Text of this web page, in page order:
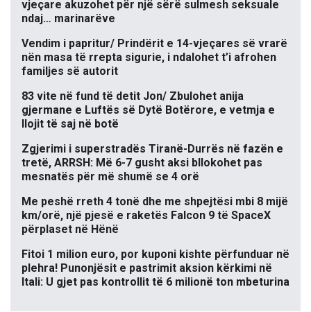
vjeçare akuzohet për një sërë sulmesh seksuale
ndaj… marinarëve
Vendim i papritur/ Prindërit e 14-vjeçares së vrarë
nën masa të rrepta sigurie, i ndalohet t’i afrohen
familjes së autorit
83 vite në fund të detit Jon/ Zbulohet anija
gjermane e Luftës së Dytë Botërore, e vetmja e
llojit të saj në botë
Zgjerimi i superstradës Tiranë-Durrës në fazën e
tretë, ARRSH: Më 6-7 gusht aksi bllokohet pas
mesnatës për më shumë se 4 orë
Me peshë rreth 4 tonë dhe me shpejtësi mbi 8 mijë
km/orë, një pjesë e raketës Falcon 9 të SpaceX
përplaset në Hënë
Fitoi 1 milion euro, por kuponi kishte përfunduar në
plehra! Punonjësit e pastrimit aksion kërkimi në
Itali: U gjet pas kontrollit të 6 milionë ton mbeturina